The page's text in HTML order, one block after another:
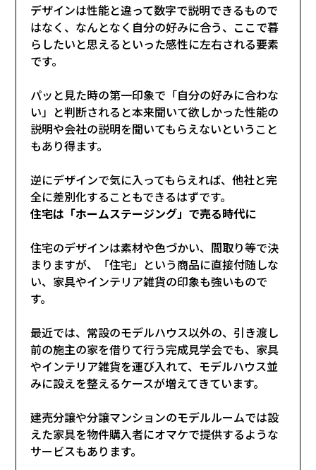
デザインは性能と違って数字で説明できるもので
はなく、なんとなく自分の好みに合う、ここで暮
らしたいと思えるといった感性に左右される要素
です。
パッと見た時の第一印象で「自分の好みに合わな
い」と判断されると本来聞いて欲しかった性能の
説明や会社の説明を聞いてもらえないということ
もあり得ます。
逆にデザインで気に入ってもらえれば、他社と完
全に差別化することもできるはずです。
住宅は「ホームステージング」で売る時代に
住宅のデザインは素材や色づかい、間取り等で決
まりますが、「住宅」という商品に直接付随しな
い、家具やインテリア雑貨の印象も強いもので
す。
最近では、常設のモデルハウス以外の、引き渡し
前の施主の家を借りて行う完成見学会でも、家具
やインテリア雑貨を運び入れて、モデルハウス並
みに設えを整えるケースが増えてきています。
建売分譲や分譲マンションのモデルルームでは設
えた家具を物件購入者にオマケで提供するような
サービスもあります。